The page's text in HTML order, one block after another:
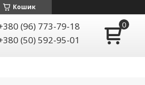
Кошик
(96) 773-79-18
(50) 592-95-01